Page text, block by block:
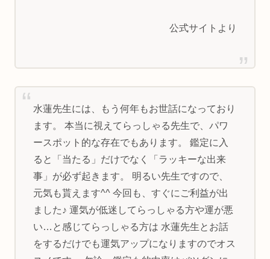
公式サイトより
水蓮先生には、もう何年もお世話になっており
ます。 本当に視えてらっしゃる先生で、パワ
ースポット的な存在でもあります。 鑑定に入
ると「当たる」だけでなく「ラッキーな出来
事」が必ず起きます。 明るい先生ですので、
元気も貰えます^^ 今回も、すぐにご利益が出
ました♪ 運気が低迷してらっしゃる方や運が悪
い…と感じてらっしゃる方は 水蓮先生とお話
をするだけでも運気アップになりますのでオス